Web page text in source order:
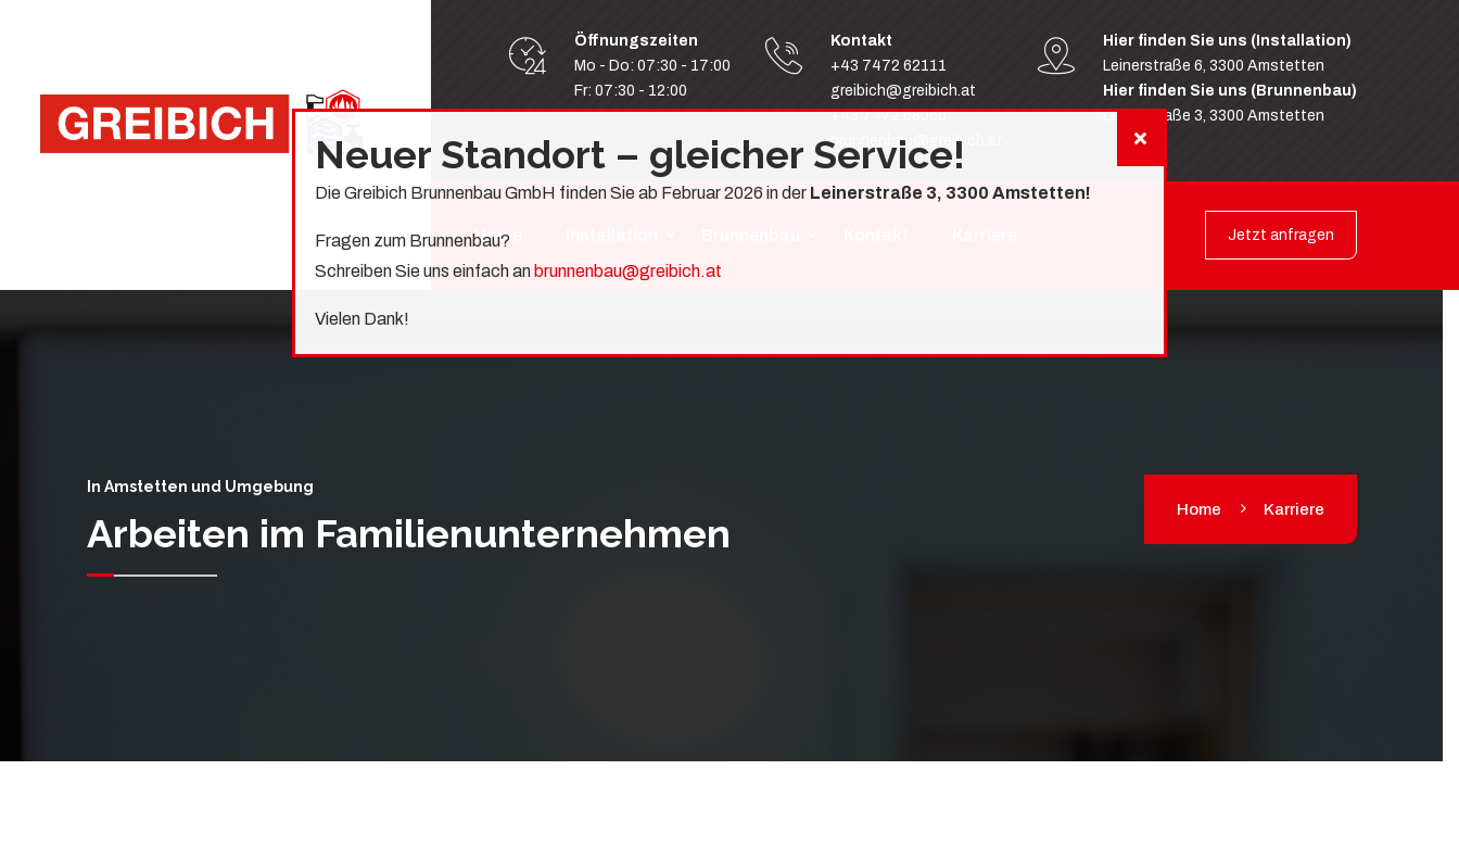
Öffnungszeiten
Mo - Do: 07:30 - 17:00
Fr: 07:30 - 12:00
Kontakt
+43 7472 62111
greibich@greibich.at
+43 7472 68060
brunnenbau@greibich.at
Hier finden Sie uns (Installation)
Leinerstraße 6, 3300 Amstetten
Hier finden Sie uns (Brunnenbau)
Leinerstraße 3, 3300 Amstetten
Home Jetzt anfragen
In Amstetten und Umgebung
Arbeiten im Familienunternehmen
Home Karriere
Neuer Standort – gleicher Service!
Die Greibich Brunnenbau GmbH finden Sie ab Februar 2026 in der Leinerstraße 3, 3300 Amstetten!
Fragen zum Brunnenbau?
Schreiben Sie uns einfach an brunnenbau@greibich.at
Vielen Dank!